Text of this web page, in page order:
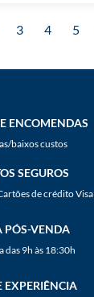
3 4 5
ENCOMENDAS
baixos custos
SEGUROS
de crédito
PÓS-VENDA
das 9h às 18:30h
EXPERIÊNCIA